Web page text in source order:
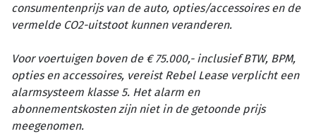
consumentenprijs van de auto, opties/accessoires en de
vermelde CO2-uitstoot kunnen veranderen.
Voor voertuigen boven de € 75.000,- inclusief BTW, BPM,
opties en accessoires, vereist Rebel Lease verplicht een
alarmsysteem klasse 5. Het alarm en
abonnementskosten zijn niet in de getoonde prijs
meegenomen.